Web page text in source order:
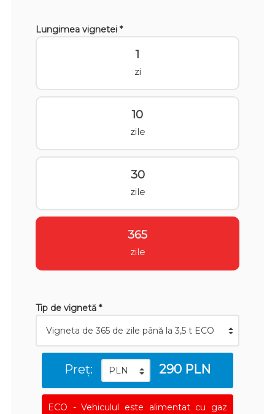
Lungimea vignetei *
1
zi
10
zile
30
zile
365
zile
Tip de vignetă *
Preț: 290 PLN
ECO - Vehiculul este alimentat cu gaz